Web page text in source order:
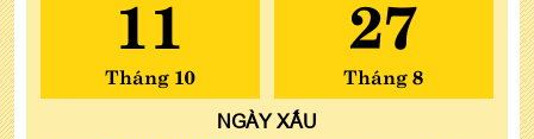
11
Tháng 10
27
Tháng 8
NGÀYXẤU